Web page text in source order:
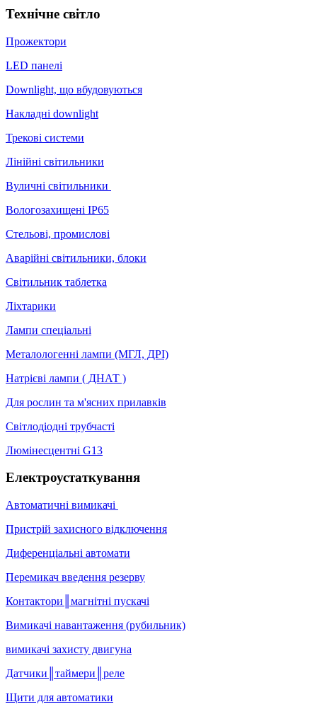
Технічне світло
Прожектори
LED панелі
Downlight, що вбудовуються
Накладні downlight
Трекові системи
Лінійні світильники
Вуличні світильники
Вологозахищені IP65
Стельові, промислові
Аварійні світильники, блоки
Світильник таблетка
Ліхтарики
Лампи спеціальні
Металологенні лампи (МГЛ, ДРІ)
Натрієві лампи ( ДНАТ )
Для рослин та м'ясних прилавків
Світлодіодні трубчасті
Люмінесцентні G13
Електроустаткування
Автоматичні вимикачі
Пристрій захисного відключення
Диференціальні автомати
Перемикач введення резерву
Контактори║магнітні пускачі
Вимикачі навантаження (рубильник)
вимикачі захисту двигуна
Датчики║таймери║реле
Щити для автоматики